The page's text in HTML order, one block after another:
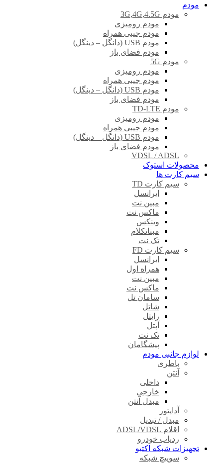
مودم
مودم 3G,4G,4.5G
مودم رومیزی
مودم جیبی همراه
مودم USB (دانگل – دینگل)
مودم فضای باز
مودم 5G
مودم رومیزی
مودم جیبی همراه
مودم USB (دانگل – دینگل)
مودم فضای باز
مودم TD-LTE
مودم رومیزی
مودم جیبی همراه
مودم USB (دانگل – دینگل)
مودم فضای باز
VDSL / ADSL
محصولات استوک
سیم کارت ها
سیم کارت TD
ایرانسل
مبین نت
ماکس نت
وینکس
مبناتکلام
تک نت
سیم کارت FD
ایرانسل
همراه اول
مبین نت
ماکس نت
سامان تل
شاتل
رایتل
آپتل
تک نت
پیشگامان
لوازم جانبی مودم
باطری
آنتن
داخلی
خارجی
مبدل آنتن
آداپتور
مبدل / تبدیل
اقلام ADSL/VDSL
ردیاب خودرو
تجهیزات شبکه اکتیو
سوییچ شبکه